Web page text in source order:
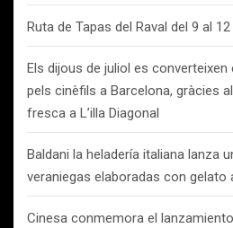
Ruta de Tapas del Raval del 9 al
Els dijous de juliol es converteixen
pels cinèfils a Barcelona, gràcies
fresca a L’illa Diagonal
Baldani la heladería italiana lanza
veraniegas elaboradas con gelato
Cinesa conmemora el lanzamiento